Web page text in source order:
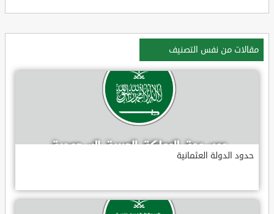
مقالات من نفس التصنيف
حدود الدولة العثمانية